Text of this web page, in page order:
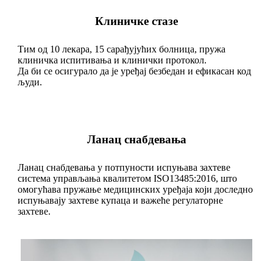
Клиничке стазе
Тим од 10 лекара, 15 сарађујућих болница, пружа
клиничка испитивања и клинички протокол.
Да би се осигурало да је уређај безбедан и ефикасан код
људи.
Ланац снабдевања
Ланац снабдевања у потпуности испуњава захтеве
система управљања квалитетом ISO13485:2016, што
омогућава пружање медицинских уређаја који доследно
испуњавају захтеве купаца и важеће регулаторне
захтеве.